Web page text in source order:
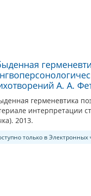
А. А.
герменевтика
интерпретации
2013.
только в Электронных